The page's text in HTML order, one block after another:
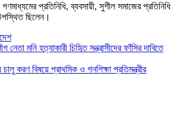
প্রতিনিধি, ব্যবসায়ী, সুশীল সমাজের প্রতিনিধি
ছিলেন।
নেতা মনি হত্যাকারী চিহৃিত সন্ত্রাসীদের ফাঁসির দাবিতে
চালু করণ বিষয়ে প্রাথমিক ও গনশিক্ষা প্রতিমন্ত্রীর